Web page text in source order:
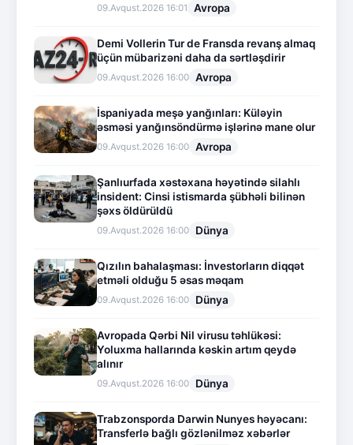
09.Avqust.2026 16:01 Avropa
Demi Vollerin Tur de Fransda revanş almaq
üçün mübarizəni daha da sərtləşdirir
09.Avqust.2026 16:00 Avropa
İspaniyada meşə yanğınları: Küləyin
əsməsi yanğınsöndürmə işlərinə mane olur
09.Avqust.2026 16:00 Avropa
Şanlıurfada xəstəxana həyətində silahlı
insident: Cinsi istismarda şübhəli bilinən
şəxs öldürüldü
09.Avqust.2026 16:00 Dünya
Qızılın bahalaşması: İnvestorların diqqət
etməli olduğu 5 əsas məqam
09.Avqust.2026 16:00 Dünya
Avropada Qərbi Nil virusu təhlükəsi:
Yoluxma hallarında kəskin artım qeydə
alınır
09.Avqust.2026 16:00 Dünya
Trabzonsporda Darwin Nunyes həyəcanı:
Transferlə bağlı gözlənilməz xəbərlər